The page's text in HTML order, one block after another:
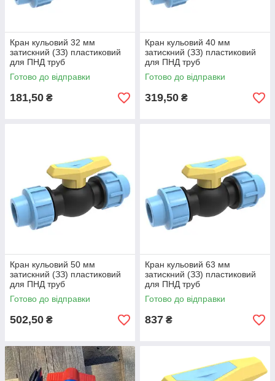
Кран кульовий 32 мм
затискний (ЗЗ) пластиковий
для ПНД труб
Готово до відправки
181,50 ₴
Кран кульовий 40 мм
затискний (ЗЗ) пластиковий
для ПНД труб
Готово до відправки
319,50 ₴
Кран кульовий 50 мм
затискний (ЗЗ) пластиковий
для ПНД труб
Готово до відправки
502,50 ₴
Кран кульовий 63 мм
затискний (ЗЗ) пластиковий
для ПНД труб
Готово до відправки
837 ₴